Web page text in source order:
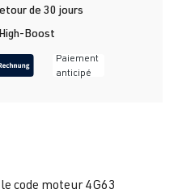
de 30 jours
Boost
Paiement
anticipé
code moteur 4G63